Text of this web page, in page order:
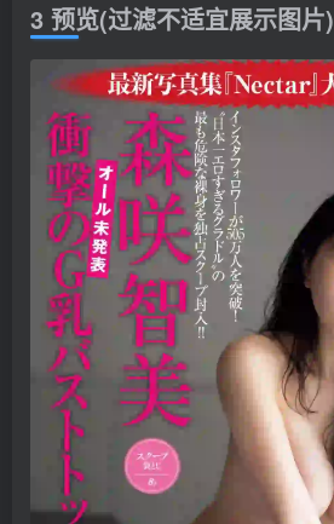
3 预览(过滤不适宜展示图片)